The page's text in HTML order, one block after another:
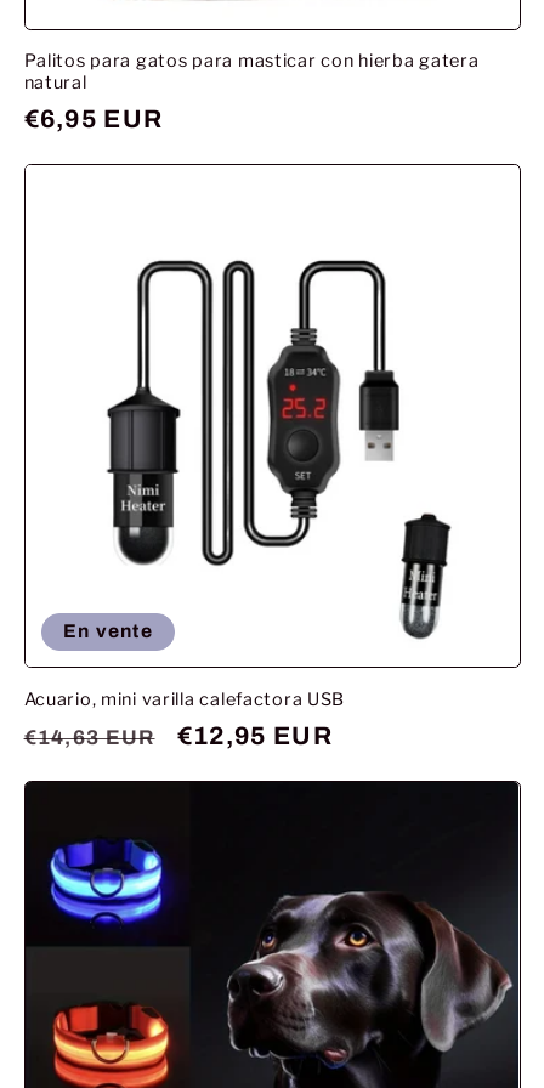
Palitos para gatos para masticar con hierba gatera
natural
Prix
€6,95 EUR
En vente
Acuario, mini varilla calefactora USB
Prix
€14,63 EUR
Prix
€12,95 EUR